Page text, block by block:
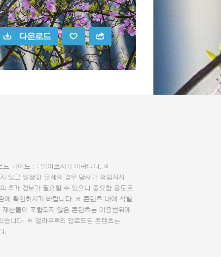
다운로드
드 가이드 를 읽어보시기 바랍니다. ※
않고 발생한 문제의 경우 당사가 책임지지
추가 정보가 필요할 수 있으니 중요한 용도로
에 확인하시기 바랍니다. ※ 콘텐츠 내에 식별
산물이 포함되지 않은 콘텐츠는 이용범위에
습니다. ※ 얼라우투의 업로드된 콘텐츠는
.